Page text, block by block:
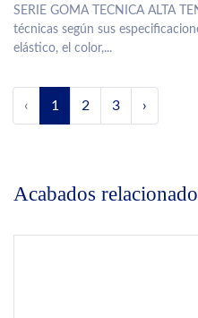
SERIE GOMA TECNICA ALTA
técnicas según sus
elástico, el color,...
‹ 1 2 3 ›
Acabados